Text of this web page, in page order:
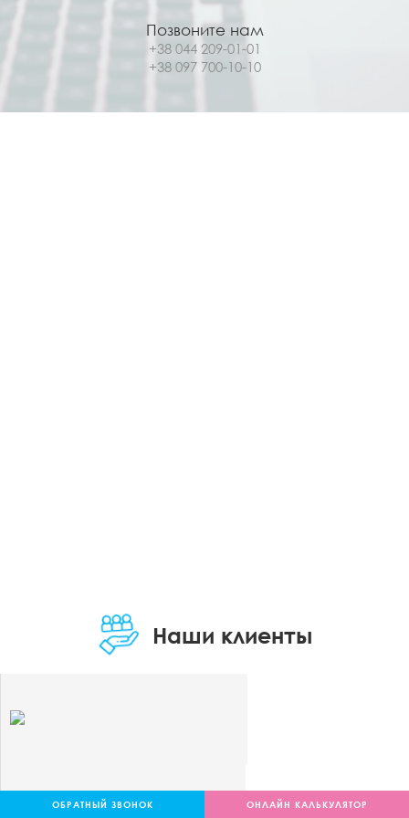
ОБРАТНЫЙ ЗВОНОК ОНЛАЙН КАЛЬКУЛЯТОР
Позвоните нам
+38 044 209-01-01
+38 097 700-10-10
Наши клиенты